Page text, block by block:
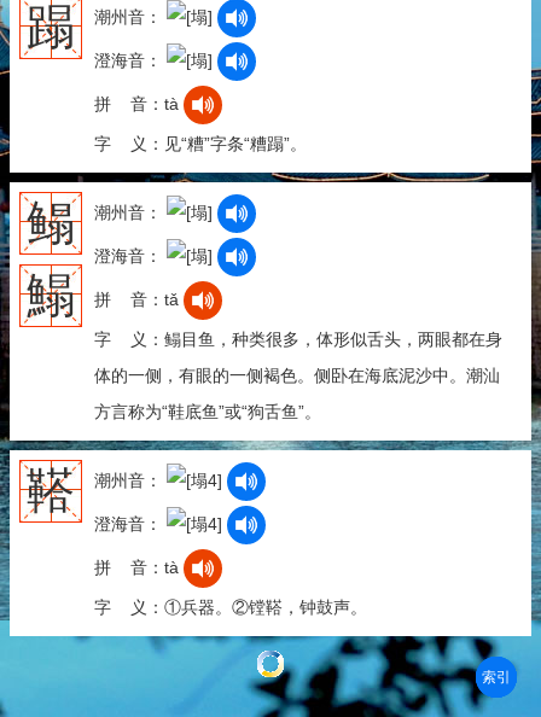
蹋 潮州音：
澄海音：
拼 音：tà
字 义：见“糟”字条“糟蹋”。
鳎
鰨
潮州音：
澄海音：
拼 音：tǎ
字 义：鳎目鱼，种类很多，体形似舌头，两眼都在身
体的一侧，有眼的一侧褐色。侧卧在海底泥沙中。潮汕
方言称为“鞋底鱼”或“狗舌鱼”。
鞳 潮州音：
澄海音：
拼 音：tà
字 义：①兵器。②镗鞳，钟鼓声。
部首
笔划
拼音
潮拼